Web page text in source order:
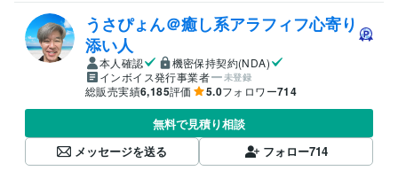
うさぴょん＠癒し系アラフィフ心寄り
添い人
本人確認
機密保持契約(NDA)
インボイス発行事業者
未登録
総販売実績6,185評価 5.0フォロワー714
無料で見積り相談
メッセージを送る
フォロー714